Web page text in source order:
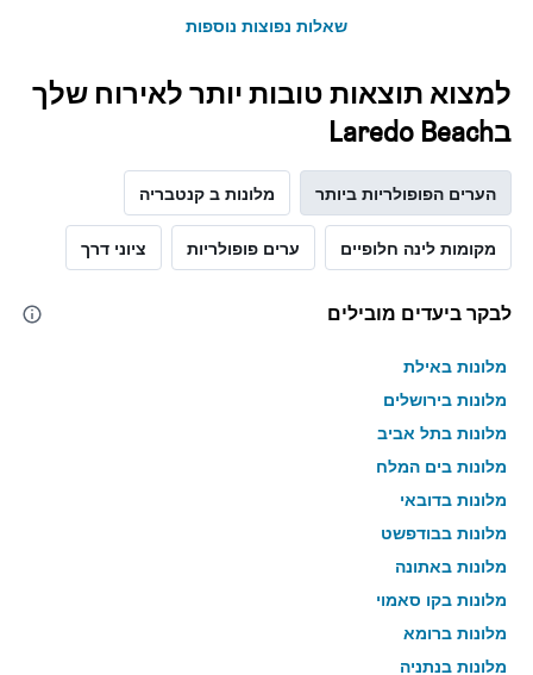
שאלות נפוצות נוספות
למצוא תוצאות טובות יותר לאירוח שלך
בLaredo Beach
הערים הפופולריות ביותר מלונות ב קנטבריה
מקומות לינה חלופיים ערים פופולריות ציוני דרך
לבקר ביעדים מובילים
מלונות באילת
מלונות בירושלים
מלונות בתל אביב
מלונות בים המלח
מלונות בדובאי
מלונות בבודפשט
מלונות באתונה
מלונות בקו סאמוי
מלונות ברומא
מלונות בנתניה